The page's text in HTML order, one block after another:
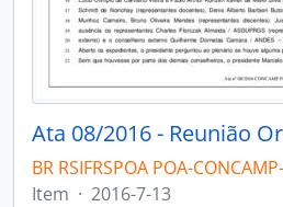
Ata 08/2016 - Reunião
BR RSIFRSPOA POA-
Item · 2016-7-13